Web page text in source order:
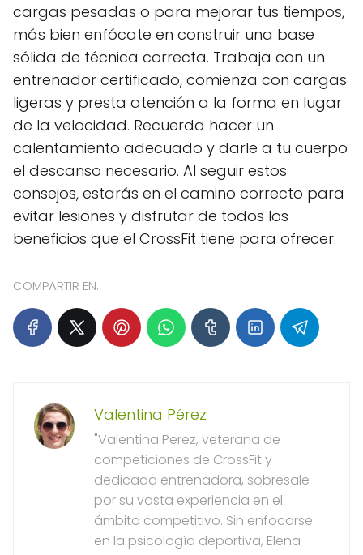
cargas pesadas o para mejorar tus tiempos,
más bien enfócate en construir una base
sólida de técnica correcta. Trabaja con un
entrenador certificado, comienza con cargas
ligeras y presta atención a la forma en lugar
de la velocidad. Recuerda hacer un
calentamiento adecuado y darle a tu cuerpo
el descanso necesario. Al seguir estos
consejos, estarás en el camino correcto para
evitar lesiones y disfrutar de todos los
beneficios que el CrossFit tiene para ofrecer.
COMPARTIR EN:
Valentina Pérez
"Valentina Perez, veterana de
competiciones de CrossFit y
dedicada entrenadora, sobresale
por su vasta experiencia en el
ámbito competitivo. Sin enfocarse
en la psicología deportiva, Elena